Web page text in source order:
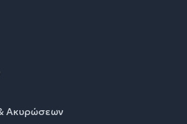
Ακυρώσεων